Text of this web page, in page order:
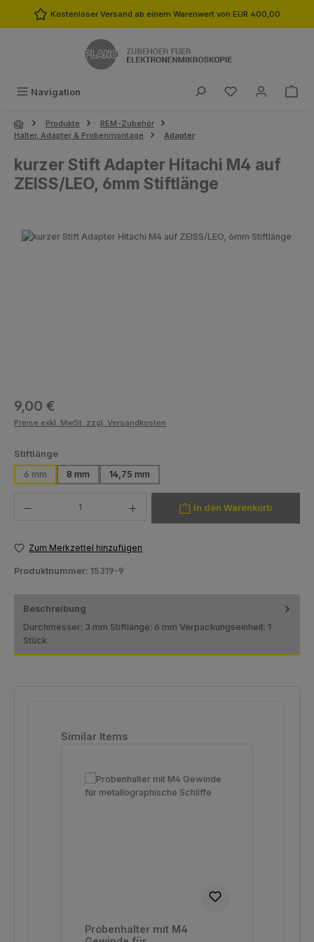
Zum Hauptinhalt springen
Kostenloser Versand ab einem Warenwert von EUR 400,00
Navigation Du hast 0
Produkte
REM-Zubehör
Halter, Adapter & Probenmontage
Adapter
kurzer Stift Adapter Hitachi M4 auf
ZEISS/LEO, 6mm Stiftlänge
Bildergalerie überspringen
Regulärer Preis:
9,00 €
Preise exkl. MwSt. zzgl. Versandkosten
Stiftlängeauswählen
6 mm
8 mm 14,75 mm
In den Warenkorb
Zum Merkzettel hinzufügen
Produktnummer: 15319-9
Beschreibung
Durchmesser: 3 mm Stiftlänge: 6 mm Verpackungseinheit: 1
Stück
Produktgalerie überspringen
Similar Items
Probenhalter mit M4